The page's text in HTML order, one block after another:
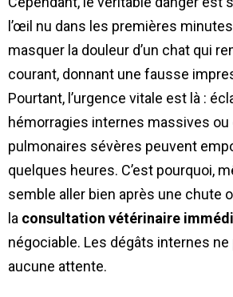
l’œil nu dans les premières
masquer la douleur d’un chat qui
courant, donnant une fausse
Pourtant, l’urgence vitale est là :
hémorragies internes massives
pulmonaires sévères peuvent
quelques heures. C’est pourquoi,
semble aller bien après une chute
la consultation vétérinaire
négociable. Les dégâts internes
aucune attente.